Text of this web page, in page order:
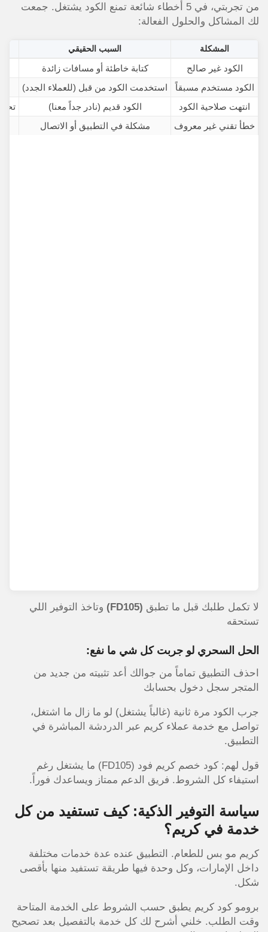
من تجربتي، في 5 أخطاء شائعة تمنع الكود يشتغل. جمعت
لك المشاكل والحلول الفعالة:
المشكلة السبب الحقيقي
الكود غير صالح كتابة خاطئة أو مسافات زائدة
الكود مستخدم مسبقاً
استخدمت الكود من قبل (للعملاء الجدد)
انتهت صلاحية الكود
الكود قديم (نادر جداً معنا)
خطأ تقني غير معروف
مشكلة في التطبيق أو الاتصال
لا تكمل طلبك قبل ما تطبق (FD105)
وتاخذ التوفير اللي
تستحقه
الحل السحري لو جربت كل شي ما نفع:
احذف التطبيق تماماً من جوالك أعد تثبيته من جديد من
المتجر سجل دخول بحسابك
جرب الكود مرة ثانية (غالباً يشتغل) لو ما زال ما اشتغل،
تواصل مع خدمة عملاء كريم عبر الدردشة المباشرة في
التطبيق.
قول لهم: كود خصم كريم فود (FD105) ما يشتغل رغم
استيفاء كل الشروط. فريق الدعم ممتاز ويساعدك فوراً.
سياسة التوفير الذكية: كيف تستفيد من كل
خدمة في كريم؟
كريم مو بس للطعام. التطبيق عنده عدة خدمات مختلفة
داخل الإمارات، وكل وحدة فيها طريقة تستفيد منها بأقصى
شكل.
برومو كود كريم يطبق حسب الشروط على الخدمة المتاحة
وقت الطلب. خلني أشرح لك كل خدمة بالتفصيل بعد تصحيح